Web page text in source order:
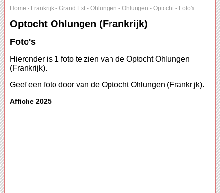
Home - Frankrijk - Grand Est - Ohlungen - Ohlungen - Optocht - Foto's
Optocht Ohlungen (Frankrijk)
Foto's
Hieronder is 1 foto te zien van de Optocht Ohlungen
(Frankrijk).
Geef een foto door van de Optocht Ohlungen (Frankrijk).
Affiche 2025